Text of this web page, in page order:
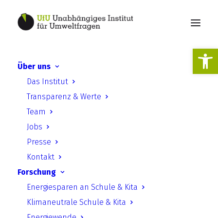
Über uns
Das Institut
Transparenz & Werte
Team
Jobs
Presse
Kontakt
Forschung
Energiesparen an Schule & Kita
Klimaneutrale Schule & Kita
UfU, AdB & Villa Fohrde |
Policy Paper –
Bildungsstätten resilient
für den Klimawandel
machen